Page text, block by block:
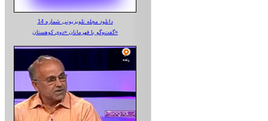
دانلود مجله تلویزیونی شماره 14
گفت‌وگو با قهرمانان «دوی کوهستان»